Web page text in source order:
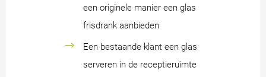
een originele manier een glas
frisdrank aanbieden
Een bestaande klant een glas
serveren in de receptieruimte